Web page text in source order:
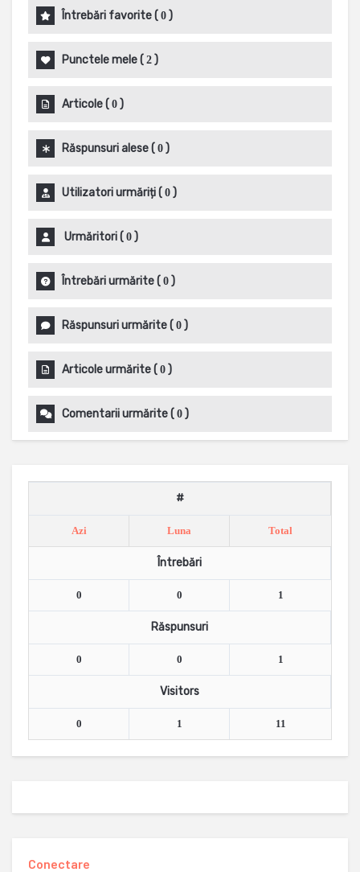
Întrebări favorite( 0 )
Punctele mele( 2 )
Articole( 0 )
Răspunsuri alese( 0 )
Utilizatori urmăriți( 0 )
Urmăritori( 0 )
Întrebări urmărite( 0 )
Răspunsuri urmărite( 0 )
Articole urmărite( 0 )
Comentarii urmărite( 0 )
#
Azi Luna Total
Întrebări
0 0 1
Răspunsuri
0 0 1
Visitors
0 1 11
Conectare